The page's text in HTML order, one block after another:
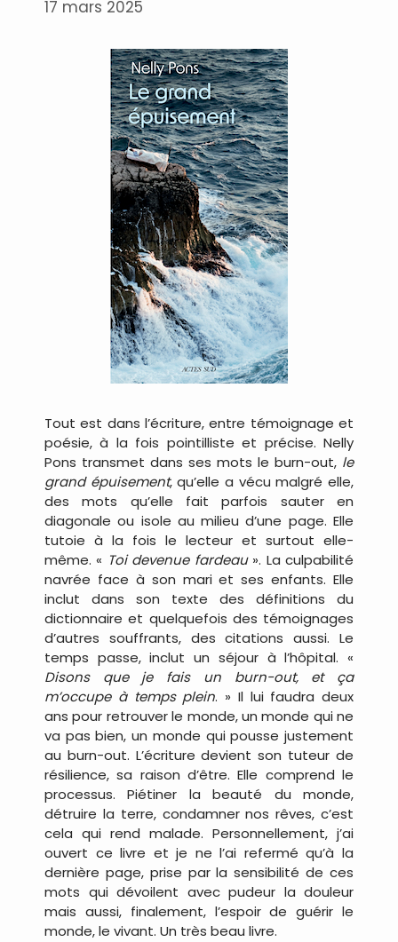
17 mars 2025
Tout est dans l’écriture, entre témoignage et
poésie, à la fois pointilliste et précise. Nelly
Pons transmet dans ses mots le burn-out, le
grand épuisement, qu’elle a vécu malgré elle,
des mots qu’elle fait parfois sauter en
diagonale ou isole au milieu d’une page. Elle
tutoie à la fois le lecteur et surtout elle-
même. « Toi devenue fardeau». La culpabilité
navrée face à son mari et ses enfants. Elle
inclut dans son texte des définitions du
dictionnaire et quelquefois des témoignages
d’autres souffrants, des citations aussi. Le
temps passe, inclut un séjour à l’hôpital. «
Disons que je fais un burn-out, et ça
m’occupe à temps plein. » Il lui faudra deux
ans pour retrouver le monde, un monde qui ne
va pas bien, un monde qui pousse justement
au burn-out. L’écriture devient son tuteur de
résilience, sa raison d’être. Elle comprend le
processus. Piétiner la beauté du monde,
détruire la terre, condamner nos rêves, c’est
cela qui rend malade. Personnellement, j’ai
ouvert ce livre et je ne l’ai refermé qu’à la
dernière page, prise par la sensibilité de ces
mots qui dévoilent avec pudeur la douleur
mais aussi, finalement, l’espoir de guérir le
monde, le vivant. Un très beau livre.